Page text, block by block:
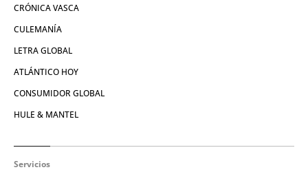
CRÓNICA VASCA
CULEMANÍA
LETRA GLOBAL
ATLÁNTICO HOY
CONSUMIDOR GLOBAL
HULE & MANTEL
Servicios